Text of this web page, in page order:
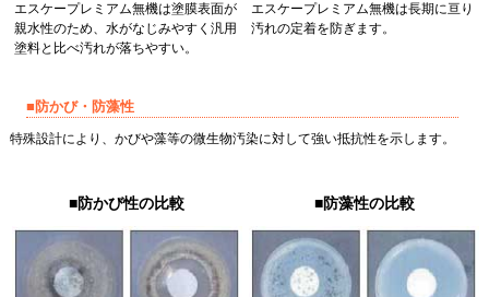
エスケープレミアム無機は塗膜表面が
親水性のため、水がなじみやすく汎用
塗料と比べ汚れが落ちやすい。
エスケープレミアム無機は長期に亘り
汚れの定着を防ぎます。
■防かび・防藻性
特殊設計により、かびや藻等の微生物汚染に対して強い抵抗性を示します。
■防かび性の比較 ■防藻性の比較